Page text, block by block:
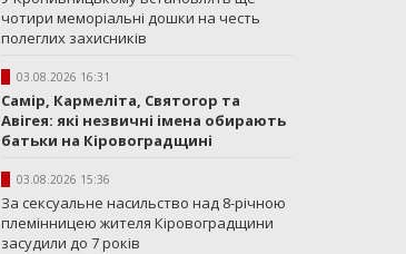
чотири меморіальні дошки на честь
полеглих захисників
03.08.2026 16:31
Самір, Кармеліта, Святогор та
Авігея: які незвичні імена обирають
батьки на Кіровоградщині
03.08.2026 15:36
За сексуальне насильство над 8-річною
племінницею жителя Кіровоградщини
засудили до 7 років